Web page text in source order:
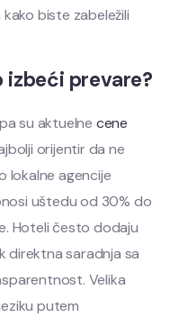
biste zabeležili
izbeći prevare?
su aktuelne cene
orijentir da ne
lokalne agencije
uštedu od 30% do
Hoteli često dodaju
direktna saradnja sa
Velika
putem